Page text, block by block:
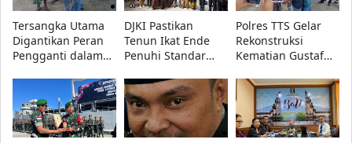
Tersangka Utama
Digantikan Peran
Pengganti dalam
Kematian Gustaf
Nabuasa
DJKI Pastikan
Tenun Ikat Ende
Penuhi Standar
Pemda Siap Tindak
Lanjuti Evaluasi
Polres TTS Gelar
Rekonstruksi
Kematian Gustaf